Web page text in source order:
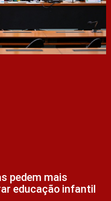
pedem mais
educação infantil